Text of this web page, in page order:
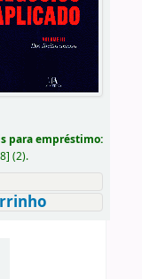
para empréstimo:
] (2).